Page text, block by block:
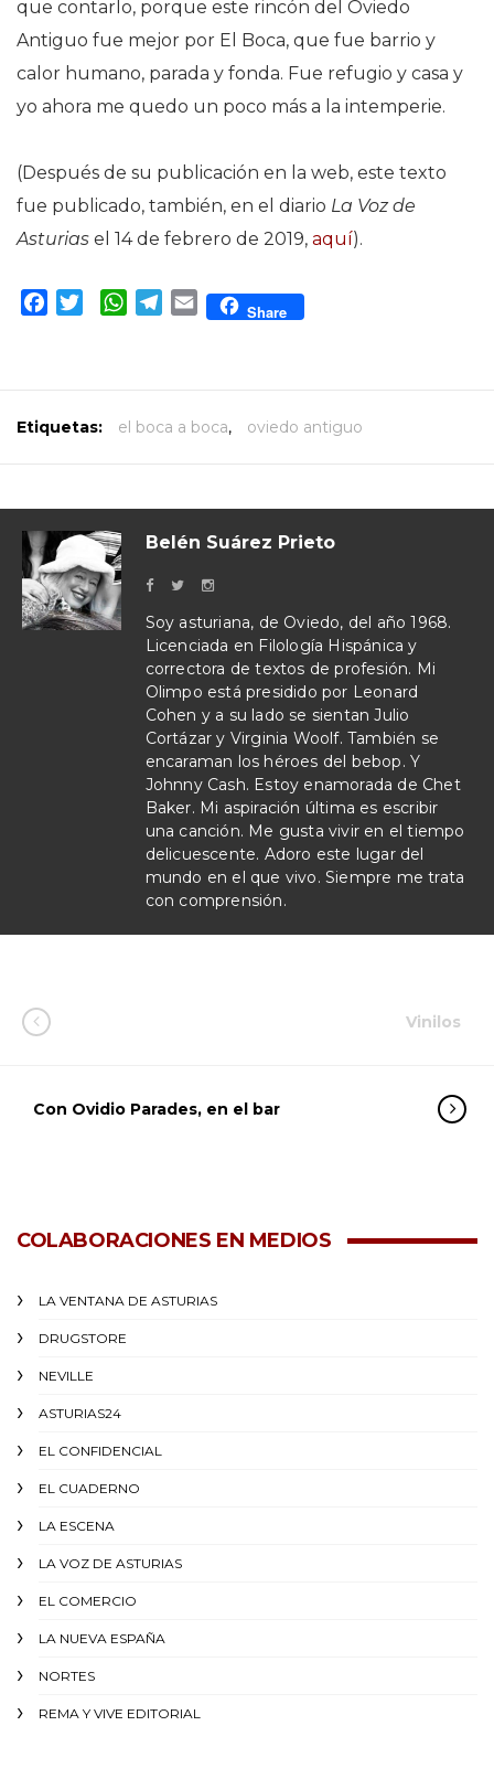
que contarlo, porque este rincón del Oviedo
Antiguo fue mejor por El Boca, que fue barrio y
calor humano, parada y fonda. Fue refugio y casa y
yo ahora me quedo un poco más a la intemperie.
(Después de su publicación en la web, este texto
fue publicado, también, en el diario La Voz de
Asturias el 14 de febrero de 2019, aquí).
Facebook
TwitterWhatsApp
Telegram
Email Share
Etiquetas: el boca a boca, oviedo antiguo
Belén Suárez Prieto
Soy asturiana, de Oviedo, del año 1968.
Licenciada en Filología Hispánica y
correctora de textos de profesión. Mi
Olimpo está presidido por Leonard
Cohen y a su lado se sientan Julio
Cortázar y Virginia Woolf. También se
encaraman los héroes del bebop. Y
Johnny Cash. Estoy enamorada de Chet
Baker. Mi aspiración última es escribir
una canción. Me gusta vivir en el tiempo
delicuescente. Adoro este lugar del
mundo en el que vivo. Siempre me trata
con comprensión.
Vinilos
Con Ovidio Parades, en el bar
COLABORACIONES EN MEDIOS
LA VENTANA DE ASTURIAS
DRUGSTORE
NEVILLE
ASTURIAS24
EL CONFIDENCIAL
EL CUADERNO
LA ESCENA
LA VOZ DE ASTURIAS
EL COMERCIO
LA NUEVA ESPAÑA
NORTES
REMA Y VIVE EDITORIAL